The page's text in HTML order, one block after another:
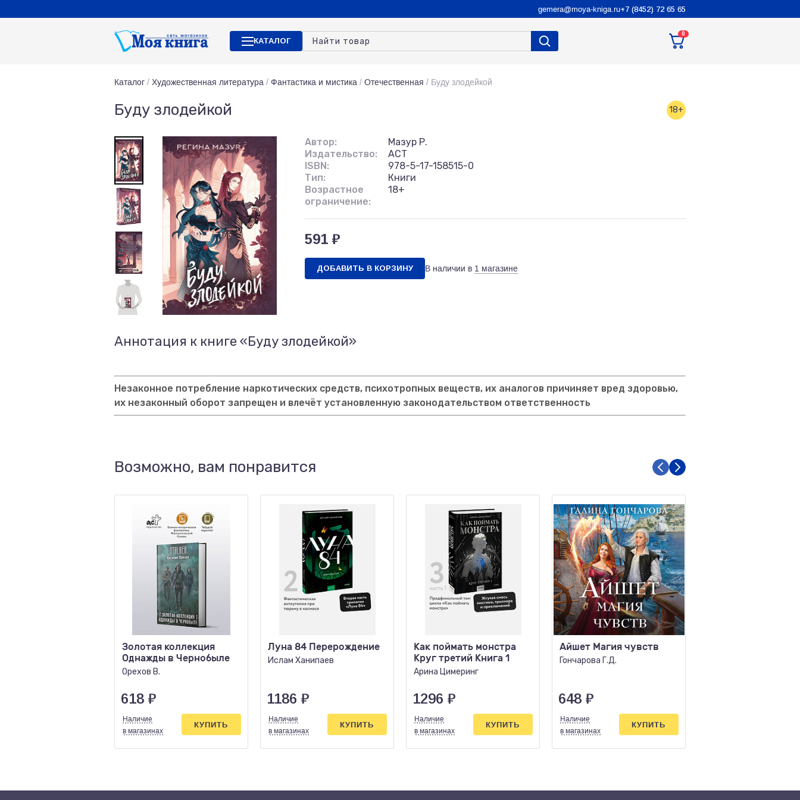
gemera@moya-kniga.ru+7 (8452) 72 65 65
КАТАЛОГ
0
Каталог / Художественная литература / Фантастика и мистика / Отечественная / Буду злодейкой
Буду злодейкой 18+
Автор:
Мазур Р.
Издательство:
АСТ
ISBN:
978-5-17-158515-0
Тип:
Книги
Возрастное
ограничение:
18+
591 ₽
ДОБАВИТЬ В КОРЗИНУ В наличии в 1 магазине
Аннотация к книге «Буду злодейкой»
Незаконное потребление наркотических средств, психотропных веществ, их аналогов причиняет вред здоровью,
их незаконный оборот запрещен и влечёт установленную законодательством ответственность
Возможно, вам понравится
Золотая коллекция
Однажды в Чернобыле
Орехов В.
618 ₽
Наличие
в магазинах
КУПИТЬ
Луна 84 Перерождение
Ислам Ханипаев
1186 ₽
Наличие
в магазинах
КУПИТЬ
Как поймать монстра
Круг третий Книга 1
Арина Цимеринг
1296 ₽
Наличие
в магазинах
КУПИТЬ
Айшет Магия чувств
Гончарова Г.Д.
648 ₽
Наличие
в магазинах
КУПИТЬ